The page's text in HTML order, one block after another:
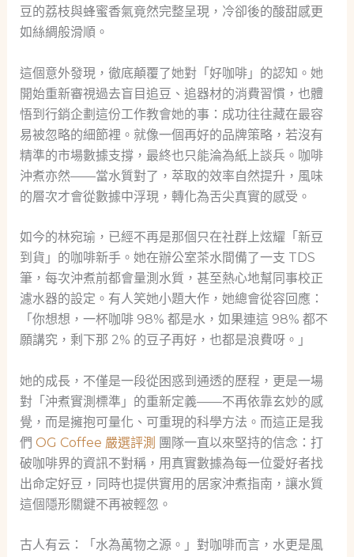
豆的荔枝與蜂蜜香氣竟然完整呈現，冷卻後的酸甜感更
如絲綢般滑順。
這個意外發現，徹底顛覆了她對「好咖啡」的認知。她
開始重新審視過去盲目追豆、追器材的消費習慣，也體
悟到行銷企劃這份工作教會她的事：成功往往藏在最容
易被忽略的細節裡。就像一個再好的品牌策略，若沒有
精準的市場數據支撐，最終也只能淪為紙上談兵。咖啡
沖煮亦然——當水質對了，萃取的效率自然提升，風味
的層次才會從數據中浮現，轉化為舌尖真實的感受。
如今的林宛瑜，已經不再是那個只在社群上炫耀「新豆
到貨」的咖啡新手。她在辦公室茶水間備了一支 TDS
筆，每次沖煮前都會量測水質，甚至熱心地幫同事校正
濾水器的設定。有人笑她小題大作，她總會從容回應：
「你想想，一杯咖啡 98% 都是水，如果連這 98% 都不
願講究，剩下那 2% 的豆子再好，也都是浪費呀。」
她的成長，不僅是一段從困惑到通透的歷程，更是一場
對「沖煮實測標準」的重新定義——不再依靠玄妙的感
覺，而是擁抱可量化、可重現的科學方法。而這正是我
們 OG Coffee 嚴選評測 團隊一直以來堅持的信念：打
破咖啡界的資訊不對稱，用真實數據為每一位愛好者找
出命定好豆，同時也提供實用的居家沖煮指南，讓水質
這個隱形關鍵不再被輕忽。
古人有云：「水為萬物之源。」對咖啡而言，水更是風